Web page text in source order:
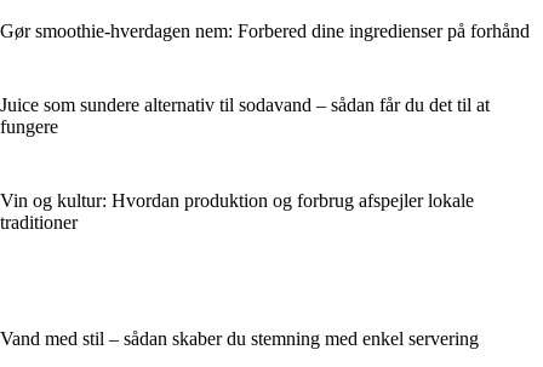
Gør smoothie-hverdagen nem: Forbered dine ingredienser på forhånd
Juice som sundere alternativ til sodavand – sådan får du det til at
fungere
Vin og kultur: Hvordan produktion og forbrug afspejler lokale
traditioner
Vand med stil – sådan skaber du stemning med enkel servering